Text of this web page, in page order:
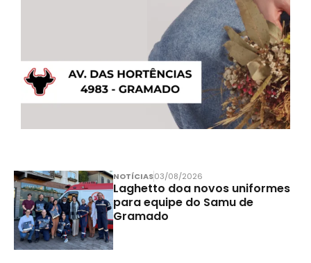
NOTÍCIAS03/08/2026
Laghetto doa novos uniformes
para equipe do Samu de
Gramado